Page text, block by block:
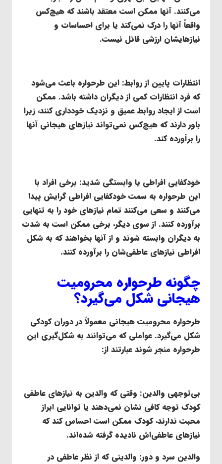
می‌کنند. آنها ممکن است معتقد باشند که هیچ‌کس
واقعاً آنها را درک نمی‌کند یا برای احساسات و
نیازهایشان ارزشی قائل نیست.
انتظارات پایین از روابط: این طرحواره باعث می‌شود
که فرد انتظارات کمی از دیگران داشته باشد. ممکن
است از ایجاد روابط عمیق و نزدیک خودداری کنند، زیرا
باور دارند که هیچ‌کس نمی‌تواند نیازهای هیجانی آنها
را برآورده کند.
خودکفایی افراطی یا وابستگی شدید: برخی افراد با
این طرحواره به سمت خودکفایی افراطی گرایش پیدا
می‌کنند و سعی می‌کنند تمام نیازهای خود را به تنهایی
برآورده کنند. از سوی دیگر، برخی ممکن است به شدت
به دیگران وابسته شوند و از آنها بخواهند که به شکل
افراطی نیازهای عاطفی‌شان را برآورده کنند.
چگونه طرحواره محرومیت
هیجانی شکل می‌گیرد؟
طرحواره محرومیت هیجانی معمولاً در دوران کودکی
شکل می‌گیرد. عواملی که می‌توانند به شکل‌گیری این
طرحواره منجر شوند عبارتند از:
بی‌توجهی والدین: وقتی که والدین به نیازهای عاطفی
کودک توجه کافی نشان نمی‌دهند یا توانایی ابراز
محبت ندارند، کودک ممکن است احساس کند که
نیازهای عاطفی‌اش نادیده گرفته شده‌اند.
والدین سرد و دور: والدینی که از نظر عاطفی در